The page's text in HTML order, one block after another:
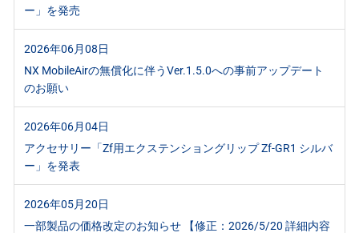
ー」を発売
2026年06月08日
NX MobileAirの無償化に伴うVer.1.5.0への事前アップデート
のお願い
2026年06月04日
アクセサリー「Zf用エクステンショングリップ Zf-GR1 シルバ
ー」を発表
2026年05月20日
一部製品の価格改定のお知らせ 【修正：2026/5/20 詳細内容